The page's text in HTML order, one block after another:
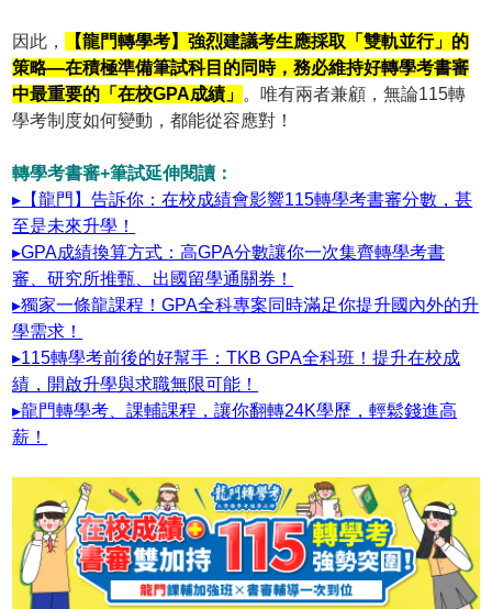
因此，
【龍門轉學考】強烈建議考生應採取「雙軌並行」的
策略—在積極準備筆試科目的同時，務必維持好轉學考書審
中最重要的「在校GPA成績」 。唯有兩者兼顧，無論115轉
學考制度如何變動，都能從容應對！
轉學考書審+筆試延伸閱讀：
▸【龍門】告訴你：在校成績會影響115轉學考書審分數，甚
至是未來升學！
▸GPA成績換算方式：高GPA分數讓你一次集齊轉學考書
審、研究所推甄、出國留學通關券！
▸獨家一條龍課程！GPA全科專案同時滿足你提升國內外的升
學需求！
▸115轉學考前後的好幫手：TKB GPA全科班！提升在校成
績，開啟升學與求職無限可能！
▸龍門轉學考、課輔課程，讓你翻轉24K學歷，輕鬆錢進高
薪！